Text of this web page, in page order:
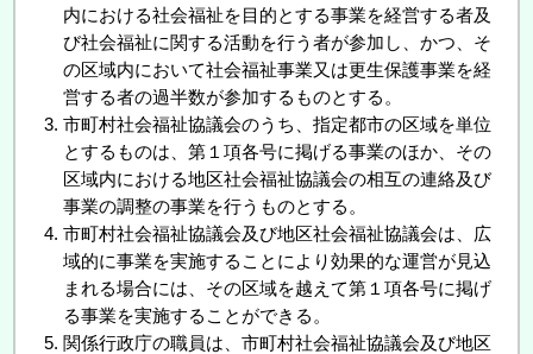
内における社会福祉を目的とする事業を経営する者及
び社会福祉に関する活動を行う者が参加し、かつ、そ
の区域内において社会福祉事業又は更生保護事業を経
営する者の過半数が参加するものとする。
市町村社会福祉協議会のうち、指定都市の区域を単位
とするものは、第１項各号に掲げる事業のほか、その
区域内における地区社会福祉協議会の相互の連絡及び
事業の調整の事業を行うものとする。
市町村社会福祉協議会及び地区社会福祉協議会は、広
域的に事業を実施することにより効果的な運営が見込
まれる場合には、その区域を越えて第１項各号に掲げ
る事業を実施することができる。
関係行政庁の職員は、市町村社会福祉協議会及び地区